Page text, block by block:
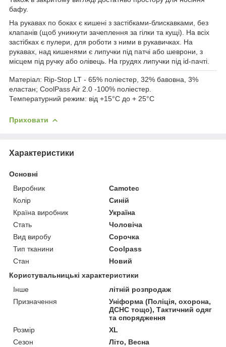
бафу.
На рукавах по боках є кишені з застібками-блискавками, без
клапанів (щоб уникнути зачеплення за гілки та кущі). На всіх
застібках є пулери, для роботи з ними в рукавичках. На
рукавах, над кишенями є липучки під патчі або шеврони, з
місцем під ручку або олівець. На грудях липучки під id-пачті.
Матеріал: Rip-Stop LT - 65% поліестер, 32% бавовна, 3%
еластан; CoolPass Air 2.0 -100% поліестер.
Температурний режим: від +15°C до + 25°C
Приховати
Характеристики
Основні
Виробник
Camotec
Колір
Синій
Країна виробник
Україна
Стать
Чоловіча
Вид виробу
Сорочка
Тип тканини
Coolpass
Стан
Новий
Користувальницькі характеристики
Інше
літній розпродаж
Призначення
Уніформа (Поліція, охорона,
ДСНС тощо), Тактичний одяг
та спорядження
Розмір
XL
Сезон
Літо, Весна